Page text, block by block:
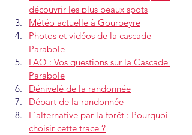
découvrir les plus beaux spots
Météo actuelle à Gourbeyre
Photos et vidéos de la cascade
Parabole
FAQ : Vos questions sur la Cascade
Parabole
Dénivelé de la randonnée
Départ de la randonnée
L'alternative par la forêt : Pourquoi
choisir cette trace ?